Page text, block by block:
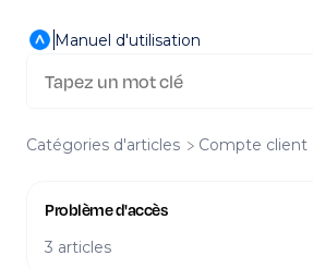
Manuel d'utilisation
Catégories d'articles ​Compte client
Problème d'accès
3 articles